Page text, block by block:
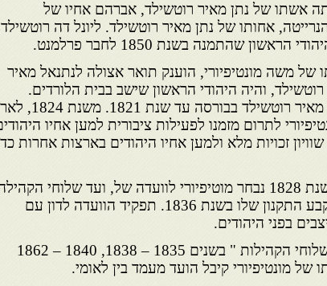
אשתו של נתן מאיר רוטשילד, אברהם אחיו של
אחותו של נתן מאיר רוטשילד. ליונל דה
שהתמנה בשנת 1850 לחבר פרלמנט.
מותו של משה מונטיפיורי, הוענק תואר אצולה לנתנאל מאיר
של ליונל רוטשילד, והיה היהודי הראשון שישב בבית הלורדים.
מונטיפיורי היה נציגו של נתן מאיר רוטשילד בבורסה עד
לתרום מזמנו לפעילות ציבורית למען אחיו
זכויות מלא ולמען אחיו היהודים בארצות אחרות
להלן דוגמאות לפעילותו : בשנת 1828 נבחר מוטיפיורי לוועדה של, ועד שלוחי
שנוסד בשנת 1760, ואשר נקבע התקנון שלו בשנת 1836. תפקיד הוועדה לדון עם
בפני היהודים.
הוא שימש משיא של " ועד שלוחי הקהילות " בשנים 1835 – 1838, 1840 – 1862